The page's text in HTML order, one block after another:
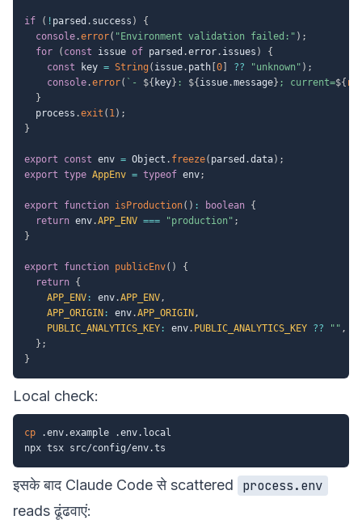
if ( ! parsed . success )
{
console.error( "Environment validation failed:" ) ;
for
( const issue of parsed .error. issues )
{
const key = String ( issue. path 0 ?? "unknown" ) ;
console.error( ` - ${ key} : ${ issue.message} ; current=${
}
  process
.exit ( 1) ;
}
export const env = Object . freeze( parsed .data) ;
export type AppEnv = typeof env;
export function isProduction( ) : boolean {
return env.APP_ENV === "production" ;
}
export function publicEnv( )
{
return {
APP_ENV : env.APP_ENV,
APP_ORIGIN : env.APP_ORIGIN ,
PUBLIC_ANALYTICS_KEY : env. PUBLIC_ANALYTICS_KEY ?? "" ,
} ;
}
Local check:
cp .env.example .env.local
इसके बाद Claude Code से scattered
process.env
reads ढूंढवाएं: